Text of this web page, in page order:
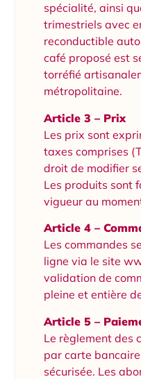
spécialité, ainsi
trimestriels avec
reconductible
café proposé est
torréfié
métropolitaine.
Article 3 – Prix
Les prix sont
taxes comprises
droit de modifier
Les produits sont
vigueur au
Article 4 –
Les commandes
ligne via le site
validation de
pleine et entière
Article 5 –
Le règlement des
par carte
sécurisée. Les